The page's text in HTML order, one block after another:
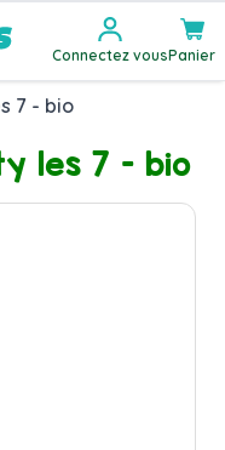
Connectez vousPanier
7 - bio
les 7 - bio